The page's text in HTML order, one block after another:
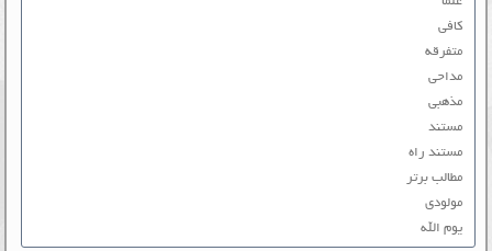
کافی
متفرقه
مداحی
مذهبی
مستند
مستند راه
مطالب برتر
مولودی
یوم الله